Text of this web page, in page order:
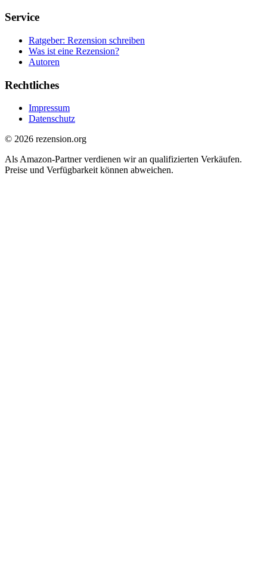
Service
Ratgeber: Rezension schreiben
Was ist eine Rezension?
Autoren
Rechtliches
Impressum
Datenschutz
© 2026 rezension.org
Als Amazon-Partner verdienen wir an qualifizierten Verkäufen.
Preise und Verfügbarkeit können abweichen.